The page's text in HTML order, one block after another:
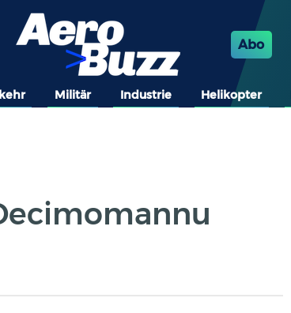
Abo
Militär Industrie Helikopter